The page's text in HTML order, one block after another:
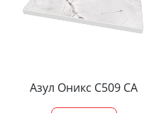
Азул Оникс С509 СА